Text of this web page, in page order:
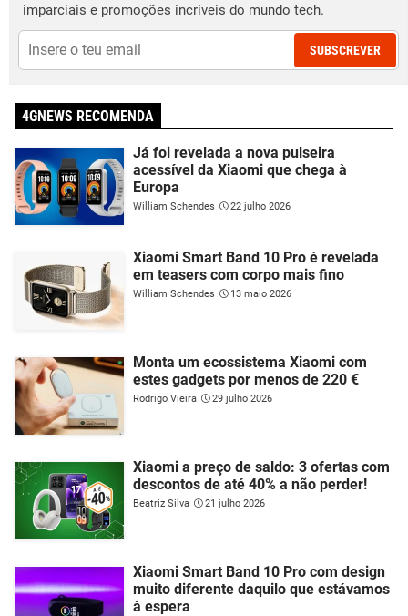
imparciais e promoções incríveis do mundo tech.
SUBSCREVER
4GNEWS RECOMENDA
Já foi revelada a nova pulseira
acessível da Xiaomi que chega à
Europa
William Schendes 22 julho 2026
Xiaomi Smart Band 10 Pro é revelada
em teasers com corpo mais fino
William Schendes 13 maio 2026
Monta um ecossistema Xiaomi com
estes gadgets por menos de 220 €
Rodrigo Vieira 29 julho 2026
Xiaomi a preço de saldo: 3 ofertas com
descontos de até 40% a não perder!
Beatriz Silva 21 julho 2026
Xiaomi Smart Band 10 Pro com design
muito diferente daquilo que estávamos
à espera